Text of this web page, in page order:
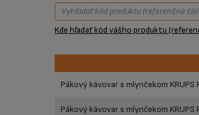
Kde hľadať kód vášho produktu
Pákový kávovar s mlynčekom
Pákový kávovar s mlynčekom